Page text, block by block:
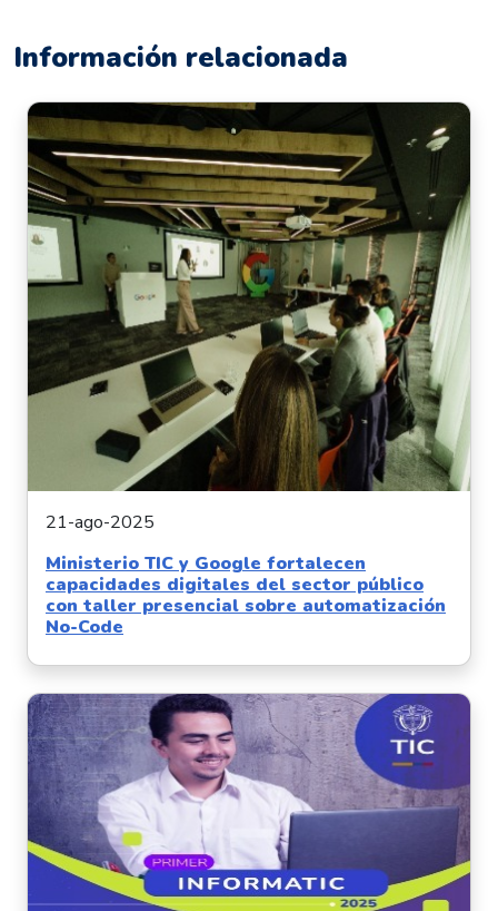
Información relacionada
21-ago-2025
Ministerio TIC y Google fortalecen
capacidades digitales del sector público
con taller presencial sobre automatización
No-Code